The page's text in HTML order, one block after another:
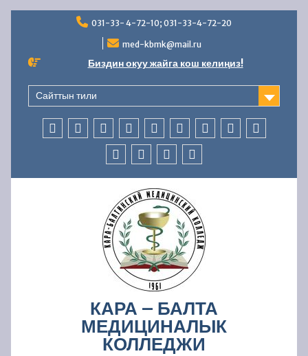
031-33- 4-72-10; 031-33-4-72-20
med-kbmk@mail.ru
Биздин окуу жайга кош келиңиз!
Сайттын тили
КОЛЛЕДЖ
ЖӨНҮНДӨ
АБИТУРИЕНТТЕРГЕ
СТУДЕНТТЕРГЕ
МАМЛЕКЕТТИК
АККРЕДИТАЦИЯ
ББСК
БӨЛҮМҮ
УСУЛДУК
ИШ
БӨЛҮМҮЧАРБАЛЫК
ИШМЕРДҮҮЛҮК
КАРА – БАЛТА
МЕДИЦИНАЛЫК
КОЛЛЕДЖИ